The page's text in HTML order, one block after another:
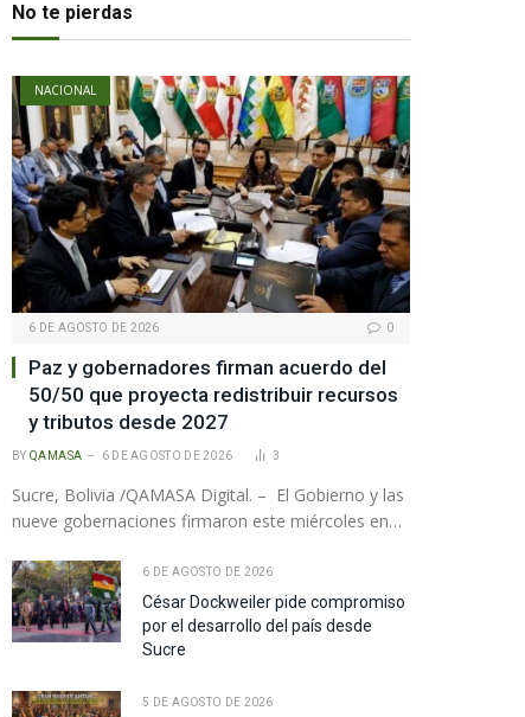
No te pierdas
NACIONAL
6 DE AGOSTO DE 2026 0
Paz y gobernadores firman acuerdo del
50/50 que proyecta redistribuir recursos
y tributos desde 2027
BY QAMASA 6 DE AGOSTO DE 2026 3
Sucre, Bolivia /QAMASA Digital. – El Gobierno y las
nueve gobernaciones firmaron este miércoles en…
6 DE AGOSTO DE 2026
César Dockweiler pide compromiso
por el desarrollo del país desde
Sucre
5 DE AGOSTO DE 2026